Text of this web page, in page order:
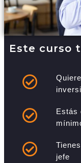
Este curso
Estás
jefe